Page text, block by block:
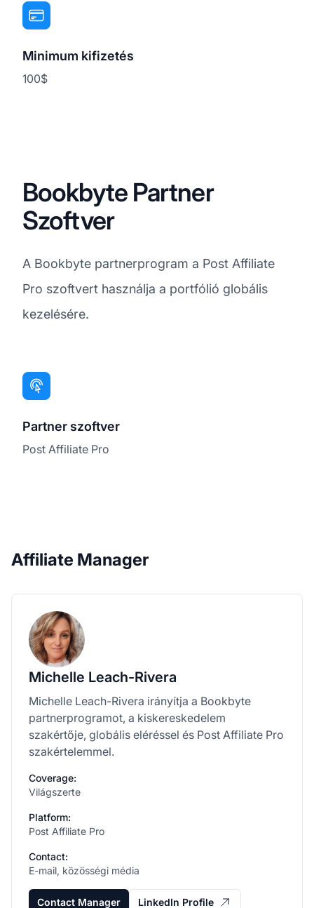
Minimum kifizetés
100$
Bookbyte Partner
Szoftver
A Bookbyte partnerprogram a Post Affiliate
Pro szoftvert használja a portfólió globális
kezelésére.
Partner szoftver
Post Affiliate Pro
Affiliate Manager
Michelle Leach-Rivera
Michelle Leach-Rivera irányítja a Bookbyte
partnerprogramot, a kiskereskedelem
szakértője, globális eléréssel és Post Affiliate Pro
szakértelemmel.
Coverage:
Világszerte
Platform:
Post Affiliate Pro
Contact:
E-mail, közösségi média
Contact Manager LinkedIn Profile